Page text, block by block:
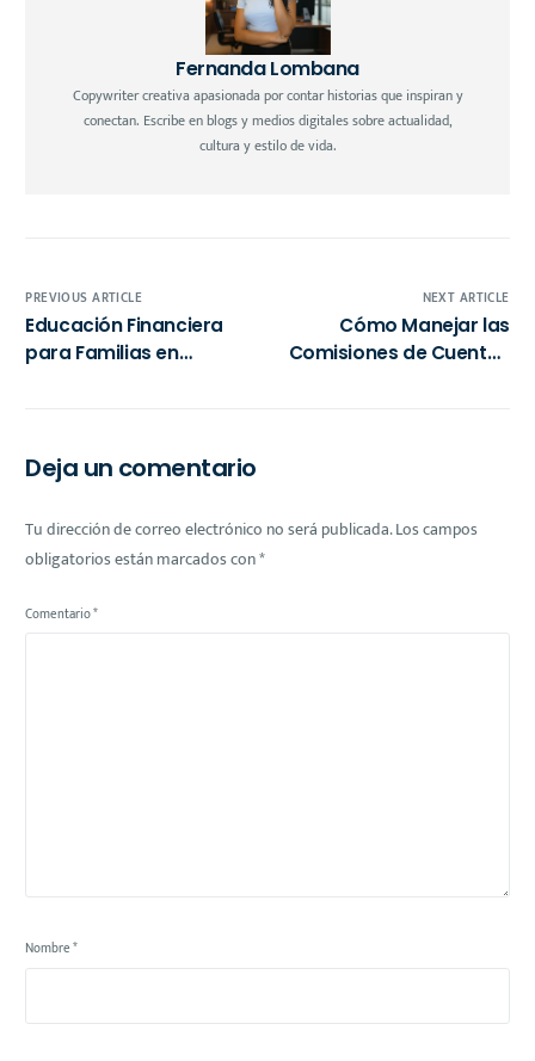
Fernanda Lombana
Copywriter creativa apasionada por contar historias que inspiran y
conectan. Escribe en blogs y medios digitales sobre actualidad,
cultura y estilo de vida.
PREVIOUS ARTICLE
Educación Financiera
para Familias en
NEXT ARTICLE
Cómo Manejar las
Comisiones de Cuentas
Deja un comentario
Tu dirección de correo electrónico no será publicada.Los campos
obligatorios están marcados con*
Comentario*
Nombre*